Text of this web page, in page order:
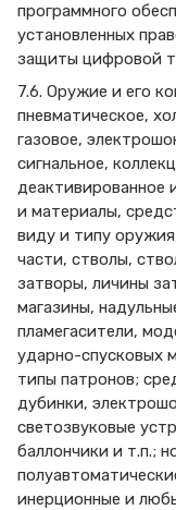
программного
установленных
защиты цифровой
7.6. Оружие и его
пневматическое,
газовое,
сигнальное,
деактивированное
и материалы,
виду и типу
части, стволы,
затворы, личины
магазины,
пламегасители,
ударно-спусковых
типы патронов;
дубинки,
светозвуковые
баллончики и т.п.;
инерционные и